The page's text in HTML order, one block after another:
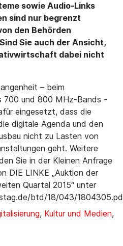
sowie Audio-Links
sind nur begrenzt
den Behörden
Sie auch der Ansicht,
dabei nicht
– beim
700 und 800 MHz-Bands -
eingesetzt, dass die
digitale Agenda und den
nicht zu Lasten von
geht. Weitere
Sie in der Kleinen Anfrage
DIE LINKE „Auktion der
Quartal 2015“ unter
btd/18/043/
, Kultur und Medien,